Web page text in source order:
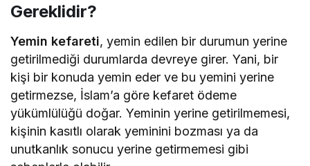
Gereklidir?
Yemin kefareti, yemin edilen bir durumun yerine
getirilmediği durumlarda devreye girer. Yani, bir
kişi bir konuda yemin eder ve bu yemini yerine
getirmezse, İslam’a göre kefaret ödeme
yükümlülüğü doğar. Yeminin yerine getirilmemesi,
kişinin kasıtlı olarak yeminini bozması ya da
unutkanlık sonucu yerine getirmemesi gibi